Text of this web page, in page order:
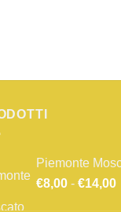
Piemonte
€8,00 - €14,00